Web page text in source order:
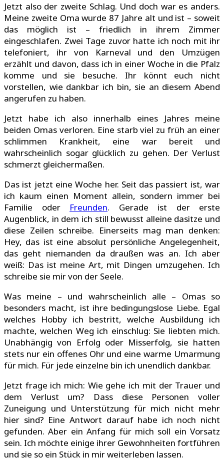
Jetzt also der zweite Schlag. Und doch war es anders.
Meine zweite Oma wurde 87 Jahre alt und ist – soweit
das möglich ist – friedlich in ihrem Zimmer
eingeschlafen. Zwei Tage zuvor hatte ich noch mit ihr
telefoniert, ihr von Karneval und den Umzügen
erzählt und davon, dass ich in einer Woche in die Pfalz
komme und sie besuche. Ihr könnt euch nicht
vorstellen, wie dankbar ich bin, sie an diesem Abend
angerufen zu haben.
Jetzt habe ich also innerhalb eines Jahres meine
beiden Omas verloren. Eine starb viel zu früh an einer
schlimmen Krankheit, eine war bereit und
wahrscheinlich sogar glücklich zu gehen. Der Verlust
schmerzt gleichermaßen.
Das ist jetzt eine Woche her. Seit das passiert ist, war
ich kaum einen Moment allein, sondern immer bei
Familie oder Freunden. Gerade ist der erste
Augenblick, in dem ich still bewusst alleine dasitze und
diese Zeilen schreibe. Einerseits mag man denken:
Hey, das ist eine absolut persönliche Angelegenheit,
das geht niemanden da draußen was an. Ich aber
weiß: Das ist meine Art, mit Dingen umzugehen. Ich
schreibe sie mir von der Seele.
Was meine – und wahrscheinlich alle – Omas so
besonders macht, ist ihre bedingungslose Liebe. Egal
welches Hobby ich bestritt, welche Ausbildung ich
machte, welchen Weg ich einschlug: Sie liebten mich.
Unabhängig von Erfolg oder Misserfolg, sie hatten
stets nur ein offenes Ohr und eine warme Umarmung
für mich. Für jede einzelne bin ich unendlich dankbar.
Jetzt frage ich mich: Wie gehe ich mit der Trauer und
dem Verlust um? Dass diese Personen voller
Zuneigung und Unterstützung für mich nicht mehr
hier sind? Eine Antwort darauf habe ich noch nicht
gefunden. Aber ein Anfang für mich soll ein Vorsatz
sein. Ich möchte einige ihrer Gewohnheiten fortführen
und sie so ein Stück in mir weiterleben lassen.